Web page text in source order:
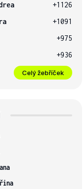
+1126
+1091
+975
+936
Celý žebříček